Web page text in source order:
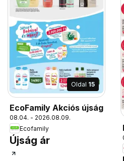
Oldal 15
EcoFamily Akciós újság
08.04. - 2026.08.09.
Ecofamily
Újság ár